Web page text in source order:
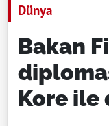
Dünya
Bakan
Kore ile